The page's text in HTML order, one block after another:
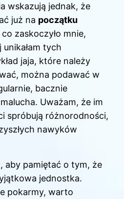
wskazują jednak, że
już na początku
co zaskoczyło mnie,
tych
jaja, które należy
można podawać w
bacznie
Uważam, że im
spróbują różnorodności,
nawyków
aby pamiętać o tym, że
jednostka.
pokarmy, warto